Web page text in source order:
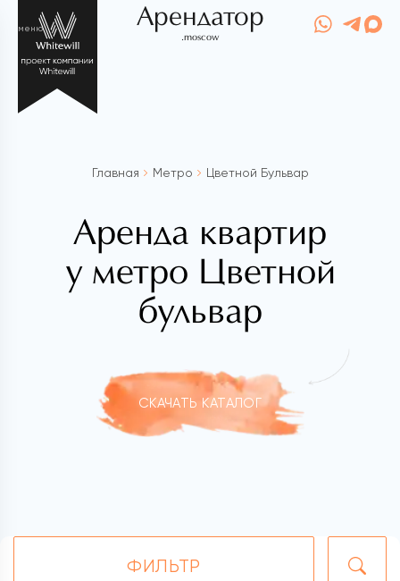
меню Арендатор
.moscow
Главная Метро Цветной Бульвар
Аренда квартир
у метро Цветной
бульвар
СКАЧАТЬ КАТАЛОГ
ФИЛЬТР